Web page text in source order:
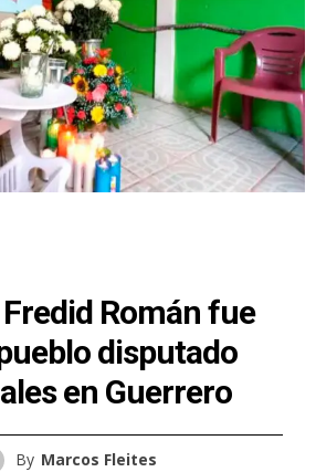
Román fue
disputado
en Guerrero
By Marcos Fleites